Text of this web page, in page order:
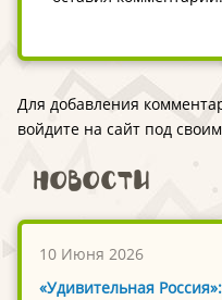
Для добавления
войдите на сайт под
Новости
10 Июня 2026
«Удивительная